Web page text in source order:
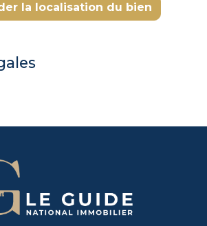
la localisation du bien